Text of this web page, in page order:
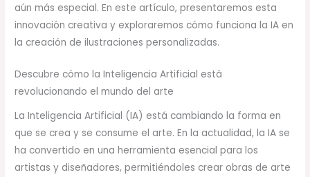
aún más especial. En este artículo, presentaremos esta
innovación creativa y exploraremos cómo funciona la IA en
la creación de ilustraciones personalizadas.
Descubre cómo la Inteligencia Artificial está
revolucionando el mundo del arte
La Inteligencia Artificial (IA) está cambiando la forma en
que se crea y se consume el arte. En la actualidad, la IA se
ha convertido en una herramienta esencial para los
artistas y diseñadores, permitiéndoles crear obras de arte